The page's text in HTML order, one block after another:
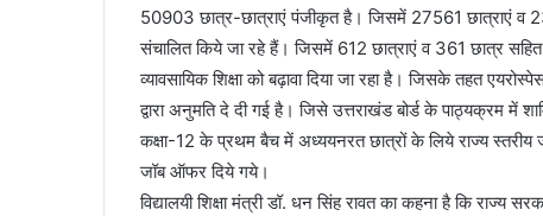
50903 छात्र-छात्राएं पंजीकृत है। जिसमें 27561 छात्राएं व
संचालित किये जा रहे हैं। जिसमें 612 छात्राएं व 361 छात्र
व्यावसायिक शिक्षा को बढ़ावा दिया जा रहा है। जिसके तहत
द्वारा अनुमति दे दी गई है। जिसे उत्तराखंड बोर्ड के पाठ्यक्रम में
कक्षा-12 के प्रथम बैच में अध्ययनरत छात्रों के लिये राज्य स्तरीय
जॉब ऑफर दिये गये।
विद्यालयी शिक्षा मंत्री डॉ. धन सिंह रावत का कहना है कि राज्य